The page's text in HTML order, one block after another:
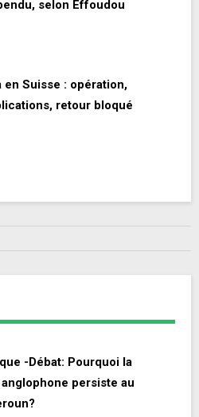
selon Effoudou
en Suisse : opération,
retour bloqué
-Débat: Pourquoi la
persiste au